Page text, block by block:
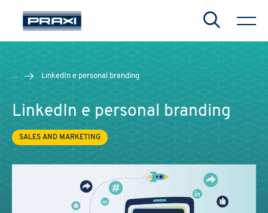
Search
... LinkedIn e personal branding
LinkedIn e personal branding
SALES AND MARKETING